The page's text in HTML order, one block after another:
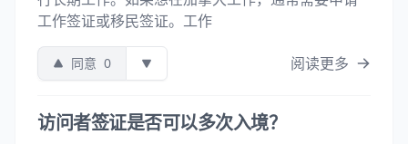
工作签证或移民签证。工作
同意 0 阅读更多
访问者签证是否可以多次入境？